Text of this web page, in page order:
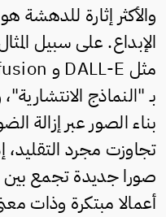
والأكثر إثارة للدهشة
الإبداع. على سبيل
بـ "النماذج
بناء الصور عبر إزالة
تجاوزت مجرد التقليد،
صورا جديدة تجمع
أعمالا مبتكرة وذات